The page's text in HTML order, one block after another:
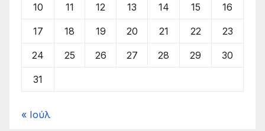
10 11 12 13 14 15 16
17 18 19 20 21 22 23
24 25 26 27 28 29 30
31
« Ιούλ